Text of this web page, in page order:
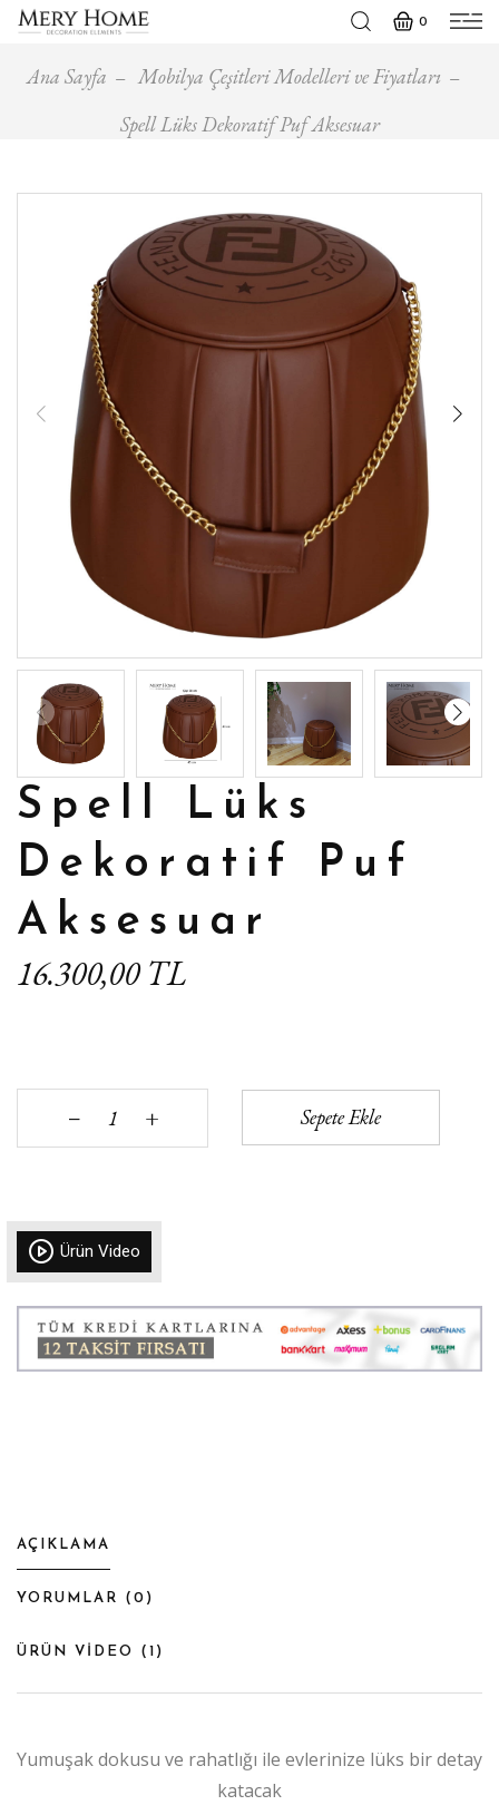
0
Ana Sayfa
Mobilya Çeşitleri Modelleri ve Fiyatları
Spell Lüks Dekoratif Puf Aksesuar
Spell Lüks
Dekoratif Puf
Aksesuar
16.300,00 TL
‒ + Sepete Ekle
Ürün Video
AÇIKLAMA
YORUMLAR ( 0 )
ÜRÜN VİDEO ( 1 )
Yumuşak dokusu ve rahatlığı ile evlerinize lüks bir detay
katacak